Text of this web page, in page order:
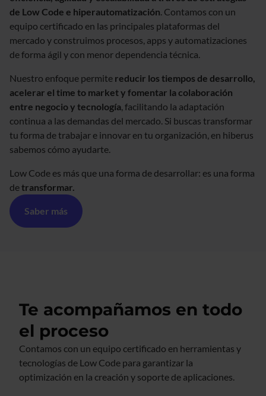
de Low Code e hiperautomatización. Contamos con un
equipo certificado en las principales plataformas del
mercado y construimos procesos, apps y automatizaciones
de forma ágil y con menor dependencia técnica.
Nuestro enfoque permite reducir los tiempos de desarrollo,
acelerar el time to market y fomentar la colaboración
entre negocio y tecnología, facilitando la adaptación
continua a las demandas del mercado. Si buscas transformar
tu forma de trabajar e innovar en tu organización, en hiberus
sabemos cómo ayudarte.
Low Code es más que una forma de desarrollar: es una forma
detransformar.
Saber más
Te acompañamos en todo
el proceso
Contamos con un equipo certificado en herramientas y
tecnologías de Low Code para garantizar la
optimización en la creación y soporte de aplicaciones.